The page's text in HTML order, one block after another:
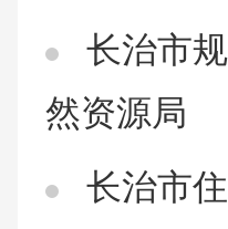
长治市
然资源局
长治市